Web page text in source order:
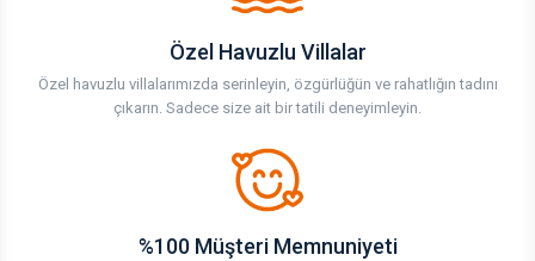
Özel Havuzlu Villalar
Özel havuzlu villalarımızda serinleyin, özgürlüğün ve rahatlığın tadını
çıkarın. Sadece size ait bir tatili deneyimleyin.
%100 Müşteri Memnuniyeti